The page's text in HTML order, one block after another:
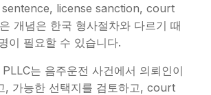
license sanction, court
개념은 한국 형사절차와 다르기 때
이 필요할 수 있습니다.
는 음주운전 사건에서 의뢰인이
, 가능한 선택지를 검토하고, court